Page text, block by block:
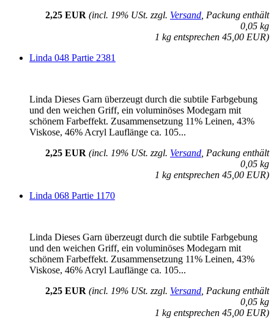
2,25 EUR (incl. 19% USt. zzgl. Versand , Packung enthält
0,05 kg
1 kg entsprechen 45,00 EUR)
Linda 048 Partie 2381
Linda Dieses Garn überzeugt durch die subtile Farbgebung
und den weichen Griff, ein voluminöses Modegarn mit
schönem Farbeffekt. Zusammensetzung 11% Leinen, 43%
Viskose, 46% Acryl Lauflänge ca. 105...
2,25 EUR (incl. 19% USt. zzgl. Versand , Packung enthält
0,05 kg
1 kg entsprechen 45,00 EUR)
Linda 068 Partie 1170
Linda Dieses Garn überzeugt durch die subtile Farbgebung
und den weichen Griff, ein voluminöses Modegarn mit
schönem Farbeffekt. Zusammensetzung 11% Leinen, 43%
Viskose, 46% Acryl Lauflänge ca. 105...
2,25 EUR (incl. 19% USt. zzgl. Versand , Packung enthält
0,05 kg
1 kg entsprechen 45,00 EUR)